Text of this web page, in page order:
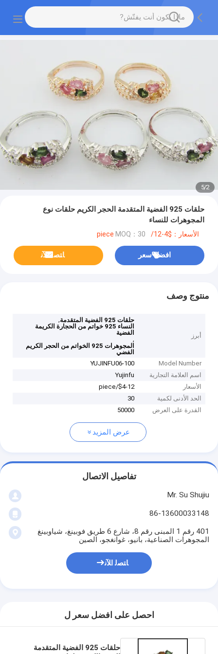
2
/
5
حلقات 925 الفضية المتقدمة الحجر الكريم حلقات نوع
المجوهرات للنساء
الأسعار：$4-12/piece MOQ：30
افضل سعر ﺎﺘﺼﻟ ﺍﻶﻧ
منتوج وصف
أبرز
حلقات 925 الفضية المتقدمة
,
النساء 925 خواتم من الحجارة الكريمة
الفضية
,
المجوهرات 925 الخواتم من الحجر الكريم
الفضي
Model Number
YUJINFU06-100
اسم العلامة التجارية
Yujinfu
الأسعار
$4-12/piece
الحد الأدنى لكمية
30
القدرة على العرض
50000
عرض المزيد
تفاصيل الاتصال
Mr. Su Shujiu
86-13600033148
401 رقم 1 المبنى رقم 8، شارع 6 طريق فوبينغ، شياوبينغ
المجوهرات الصناعية، بانيو، غوانغجو، الصين
ﺎﺘﺼﻟ ﺍﻶﻧ
احصل على افضل سعر ل
حلقات 925 الفضية المتقدمة